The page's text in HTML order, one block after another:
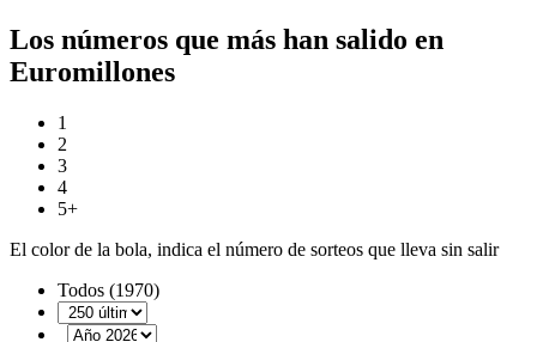
Los números que más han salido en
Euromillones
1
2
3
4
5+
El color de la bola, indica el número de sorteos que lleva sin salir
Todos (1970)